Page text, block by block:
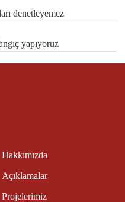
denetleyemez
yapıyoruz
Hakkımızda
Açıklamalar
Projelerimiz